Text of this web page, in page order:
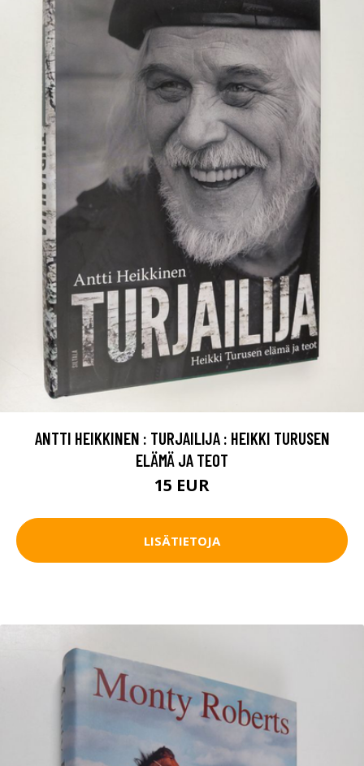
ANTTI HEIKKINEN : TURJAILIJA : HEIKKI TURUSEN
ELÄMÄ JA TEOT
15 EUR
LISÄTIETOJA